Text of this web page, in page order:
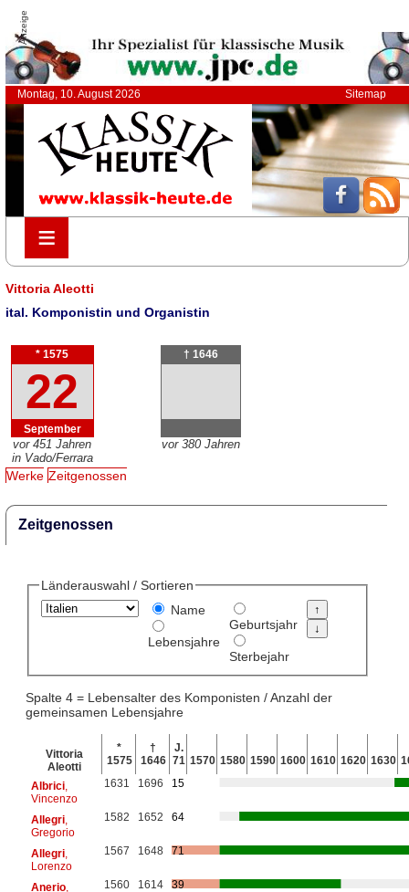
Anzeige
Montag, 10. August 2026 Sitemap
≡
≡
Vittoria Aleotti
ital. Komponistin und Organistin
* 1575
22
September
vor 451 Jahren
in Vado/Ferrara
† 1646
vor 380 Jahren
Werke Zeitgenossen
Zeitgenossen
Länderauswahl / Sortieren
Name
Lebensjahre
Geburtsjahr
Sterbejahr
Spalte 4 = Lebensalter des Komponisten / Anzahl der
gemeinsamen Lebensjahre
Vittoria
Aleotti
*
1575
†
1646
J.
71 1570 1580 1590 1600 1610 1620 1630
Albrici,
Vincenzo
1631 1696 15
Allegri,
Gregorio
1582 1652 64
Allegri,
Lorenzo
1567 1648 71
Anerio,
1560 1614 39